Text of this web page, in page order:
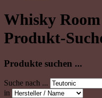
Whisky Room
Produkt-
Produkte suchen ...
Suche nach ...
in